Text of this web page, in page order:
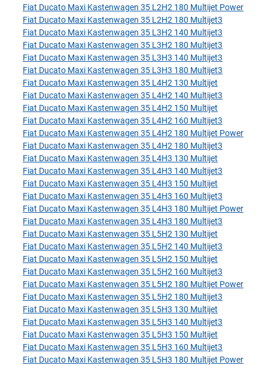
Fiat Ducato Maxi Kastenwagen 35 L2H2 180 Multijet Power
Fiat Ducato Maxi Kastenwagen 35 L2H2 180 Multijet3
Fiat Ducato Maxi Kastenwagen 35 L3H2 140 Multijet3
Fiat Ducato Maxi Kastenwagen 35 L3H2 180 Multijet3
Fiat Ducato Maxi Kastenwagen 35 L3H3 140 Multijet3
Fiat Ducato Maxi Kastenwagen 35 L3H3 180 Multijet3
Fiat Ducato Maxi Kastenwagen 35 L4H2 130 Multijet
Fiat Ducato Maxi Kastenwagen 35 L4H2 140 Multijet3
Fiat Ducato Maxi Kastenwagen 35 L4H2 150 Multijet
Fiat Ducato Maxi Kastenwagen 35 L4H2 160 Multijet3
Fiat Ducato Maxi Kastenwagen 35 L4H2 180 Multijet Power
Fiat Ducato Maxi Kastenwagen 35 L4H2 180 Multijet3
Fiat Ducato Maxi Kastenwagen 35 L4H3 130 Multijet
Fiat Ducato Maxi Kastenwagen 35 L4H3 140 Multijet3
Fiat Ducato Maxi Kastenwagen 35 L4H3 150 Multijet
Fiat Ducato Maxi Kastenwagen 35 L4H3 160 Multijet3
Fiat Ducato Maxi Kastenwagen 35 L4H3 180 Multijet Power
Fiat Ducato Maxi Kastenwagen 35 L4H3 180 Multijet3
Fiat Ducato Maxi Kastenwagen 35 L5H2 130 Multijet
Fiat Ducato Maxi Kastenwagen 35 L5H2 140 Multijet3
Fiat Ducato Maxi Kastenwagen 35 L5H2 150 Multijet
Fiat Ducato Maxi Kastenwagen 35 L5H2 160 Multijet3
Fiat Ducato Maxi Kastenwagen 35 L5H2 180 Multijet Power
Fiat Ducato Maxi Kastenwagen 35 L5H2 180 Multijet3
Fiat Ducato Maxi Kastenwagen 35 L5H3 130 Multijet
Fiat Ducato Maxi Kastenwagen 35 L5H3 140 Multijet3
Fiat Ducato Maxi Kastenwagen 35 L5H3 150 Multijet
Fiat Ducato Maxi Kastenwagen 35 L5H3 160 Multijet3
Fiat Ducato Maxi Kastenwagen 35 L5H3 180 Multijet Power